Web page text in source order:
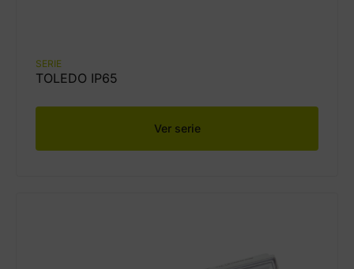
SERIE
TOLEDO IP65
Ver serie